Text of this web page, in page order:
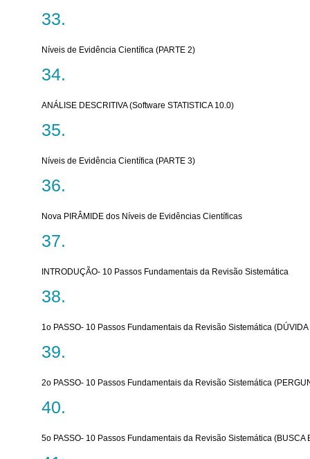
Níveis de Evidência Científica (PARTE 2)
ANÁLISE DESCRITIVA (Software STATISTICA 10.0)
Níveis de Evidência Científica (PARTE 3)
Nova PIRÂMIDE dos Níveis de Evidências Científicas
INTRODUÇÃO- 10 Passos Fundamentais da Revisão Sistemática
1o PASSO- 10 Passos Fundamentais da Revisão Sistemática
2o PASSO- 10 Passos Fundamentais da Revisão Sistemática
5o PASSO- 10 Passos Fundamentais da Revisão Sistemática (BUSCA